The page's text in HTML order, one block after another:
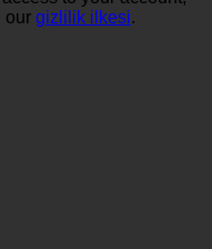
our gizlilik ilkesi.